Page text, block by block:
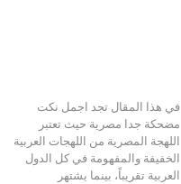
في هذا المقال تجد اجمل نكت
مضحكة جدا مصرية حيث تعتبر
اللهجة المصرية من اللهجات العربية
الخفيفة والمفهومة في كل الدول
العربية تقريباً، بينما يشتهر